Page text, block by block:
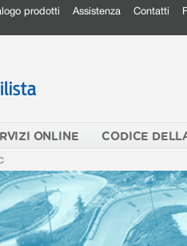
prodotti Assistenza Contatti
ONLINE CODICE